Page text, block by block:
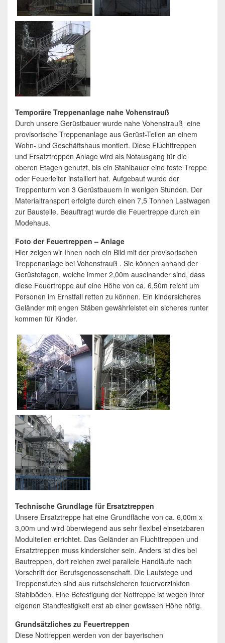
Temporäre Treppenanlage nahe Vohenstrauß
Durch unsere Gerüstbauer wurde nahe Vohenstrauß eine
provisorische Treppenanlage aus Gerüst-Teilen an einem
Wohn- und Geschäftshaus montiert. Diese Fluchttreppen
und Ersatztreppen Anlage wird als Notausgang für die
oberen Etagen genutzt, bis ein Stahlbauer eine feste Treppe
oder Feuerleiter installiert hat. Aufgebaut wurde der
Treppenturm von 3 Gerüstbauern in wenigen Stunden. Der
Materialtransport erfolgte durch einen 7,5 Tonnen Lastwagen
zur Baustelle. Beauftragt wurde die Feuertreppe durch ein
Modehaus.
Foto der Feuertreppen – Anlage
Hier zeigen wir Ihnen noch ein Bild mit der provisorischen
Treppenanlage bei Vohenstrauß . Sie können anhand der
Gerüstetagen, welche immer 2,00m auseinander sind, dass
diese Feuertreppe auf eine Höhe von ca. 6,50m reicht um
Personen im Ernstfall retten zu können. Ein kindersicheres
Geländer mit engen Stäben gewährleistet ein sicheres runter
kommen für Kinder.
Technische Grundlage für Ersatztreppen
Unsere Ersatztreppe hat eine Grundfläche von ca. 6,00m x
3,00m und wird überwiegend aus sehr flexibel einsetzbaren
Modulteilen errichtet. Das Geländer an Fluchttreppen und
Ersatztreppen muss kindersicher sein. Anders ist dies bei
Bautreppen, dort reichen zwei parallele Handläufe nach
Vorschrift der Berufsgenossenschaft. Die Laufstege und
Treppenstufen sind aus rutschsicheren feuerverzinkten
Stahlböden. Eine Befestigung der Nottreppe ist wegen Ihrer
eigenen Standfestigkeit erst ab einer gewissen Höhe nötig.
Grundsätzliches zu Feuertreppen
Diese Nottreppen werden von der bayerischen